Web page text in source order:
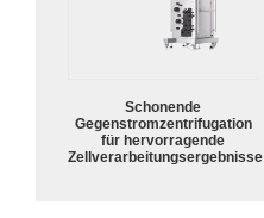
Schonende
Gegenstromzentrifugation
für hervorragende
Zellverarbeitungsergebnisse